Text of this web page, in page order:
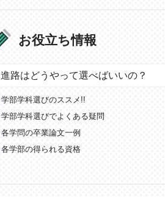
お役立ち情報
進路はどうやって選べばいいの？
学部学科選びのススメ!!
学部学科選びでよくある疑問
各学問の卒業論文一例
各学部の得られる資格